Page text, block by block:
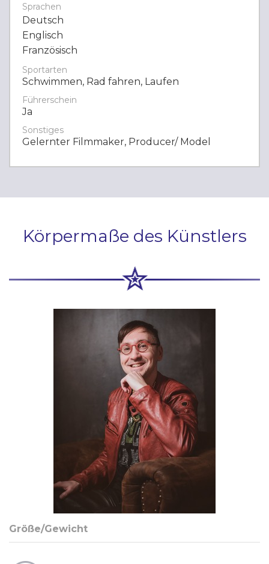
Sprachen
Deutsch
Englisch
Französisch
Sportarten
Schwimmen, Rad fahren, Laufen
Führerschein
Ja
Sonstiges
Gelernter Filmmaker, Producer/ Model
Körpermaße des Künstlers
Größe/Gewicht